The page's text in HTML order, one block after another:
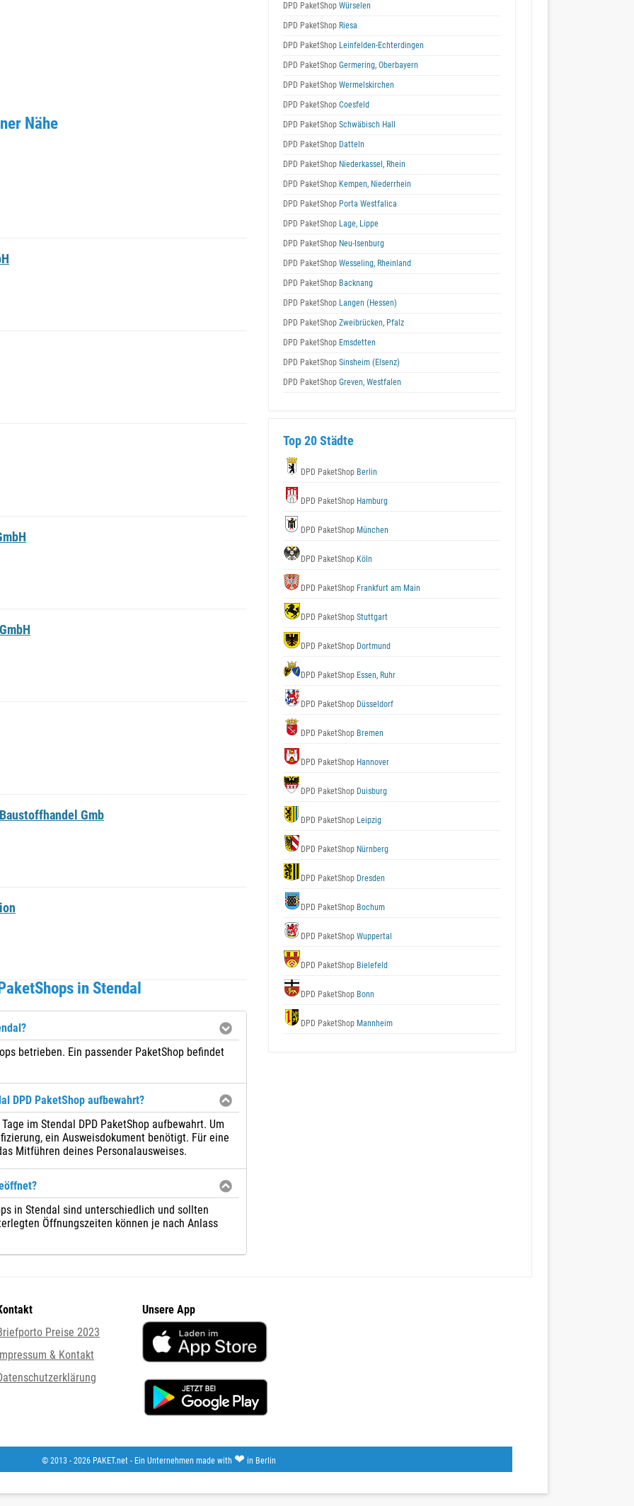
Nähe
Gmb
in Stendal
betrieben. Ein passender PaketShop befindet
DPD PaketShop aufbewahrt?
im Stendal DPD PaketShop aufbewahrt. Um
ein Ausweisdokument benötigt. Für eine
Mitführen deines Personalausweises.
in Stendal sind unterschiedlich und sollten
Öffnungszeiten können je nach Anlass
DPD PaketShop Würselen
DPD PaketShop Riesa
DPD PaketShop Leinfelden-Echterdingen
DPD PaketShop Germering, Oberbayern
DPD PaketShop Wermelskirchen
DPD PaketShop Coesfeld
DPD PaketShop Schwäbisch Hall
DPD PaketShop Datteln
DPD PaketShop Niederkassel, Rhein
DPD PaketShop Kempen, Niederrhein
DPD PaketShop Porta Westfalica
DPD PaketShop Lage, Lippe
DPD PaketShop Neu-Isenburg
DPD PaketShop Wesseling, Rheinland
DPD PaketShop Backnang
DPD PaketShop Langen (Hessen)
DPD PaketShop Zweibrücken, Pfalz
DPD PaketShop Emsdetten
DPD PaketShop Sinsheim (Elsenz)
DPD PaketShop Greven, Westfalen
Top 20 Städte
DPD PaketShop Berlin
DPD PaketShop Hamburg
DPD PaketShop München
DPD PaketShop Köln
DPD PaketShop Frankfurt am Main
DPD PaketShop Stuttgart
DPD PaketShop Dortmund
DPD PaketShop Essen, Ruhr
DPD PaketShop Düsseldorf
DPD PaketShop Bremen
DPD PaketShop Hannover
DPD PaketShop Duisburg
DPD PaketShop Leipzig
DPD PaketShop Nürnberg
DPD PaketShop Dresden
DPD PaketShop Bochum
DPD PaketShop Wuppertal
DPD PaketShop Bielefeld
DPD PaketShop Bonn
DPD PaketShop Mannheim
Preise 2023
& Kontakt
Unsere App
© 2013 - 2026 PAKET.net - Ein Unternehmen made with ❤ in Berlin